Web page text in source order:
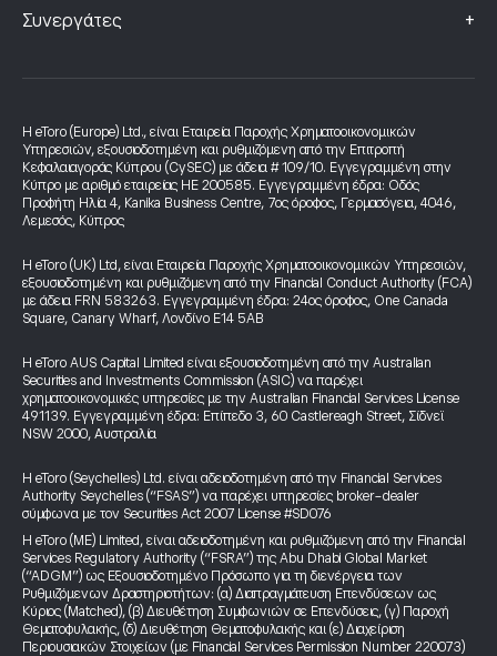
Συνεργάτες +
Η eToro (Europe) Ltd., είναι Εταιρεία Παροχής Χρηματοοικονομικών
Υπηρεσιών, εξουσιοδοτημένη και ρυθμιζόμενη από την Επιτροπή
Κεφαλαιαγοράς Κύπρου (CySEC) με άδεια # 109/10. Εγγεγραμμένη στην
Κύπρο με αριθμό εταιρείας HE 200585. Εγγεγραμμένη έδρα: Οδός
Προφήτη Ηλία 4, Kanika Business Centre, 7ος όροφος, Γερμασόγεια, 4046,
Λεμεσός, Κύπρος
Η eToro (UK) Ltd, είναι Εταιρεία Παροχής Χρηματοοικονομικών Υπηρεσιών,
εξουσιοδοτημένη και ρυθμιζόμενη από την Financial Conduct Authority (FCA)
με άδεια FRN 583263. Εγγεγραμμένη έδρα: 24ος όροφος, One Canada
Square, Canary Wharf, Λονδίνο E14 5AB
Η eToro AUS Capital Limited είναι εξουσιοδοτημένη από την Australian
Securities and Investments Commission (ASIC) να παρέχει
χρηματοοικονομικές υπηρεσίες με την Australian Financial Services License
491139. Εγγεγραμμένη έδρα: Επίπεδο 3, 60 Castlereagh Street, Σίδνεϊ
NSW 2000, Αυστραλία
Η eToro (Seychelles) Ltd. είναι αδειοδοτημένη από την Financial Services
Authority Seychelles (“FSAS”) να παρέχει υπηρεσίες broker-dealer
σύμφωνα με τον Securities Act 2007 License #SD076
Η eToro (ME) Limited, είναι αδειοδοτημένη και ρυθμιζόμενη από την Financial
Services Regulatory Authority (“FSRA”) της Abu Dhabi Global Market
(“ADGM”) ως Εξουσιοδοτημένο Πρόσωπο για τη διενέργεια των
Ρυθμιζόμενων Δραστηριοτήτων: (α) Διαπραγμάτευση Επενδύσεων ως
Κύριος (Matched), (β) Διευθέτηση Συμφωνιών σε Επενδύσεις, (γ) Παροχή
Θεματοφυλακής, (δ) Διευθέτηση Θεματοφυλακής και (ε) Διαχείριση
Περιουσιακών Στοιχείων (με Financial Services Permission Number 220073)